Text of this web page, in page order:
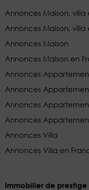
Annonces Maison,
Annonces Maison,
Annonces Maison
Annonces Maison en
Annonces
Annonces
Annonces
Annonces
Annonces Villa
Annonces Villa en
Immobilier de